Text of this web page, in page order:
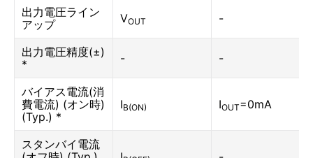
出力電圧ライン
アップ
VOUT -
出力電圧精度(±)
*
- -
バイアス電流(消
費電流) (オン時)
(Typ.) *
IB(ON) IOUT=0mA
スタンバイ電流